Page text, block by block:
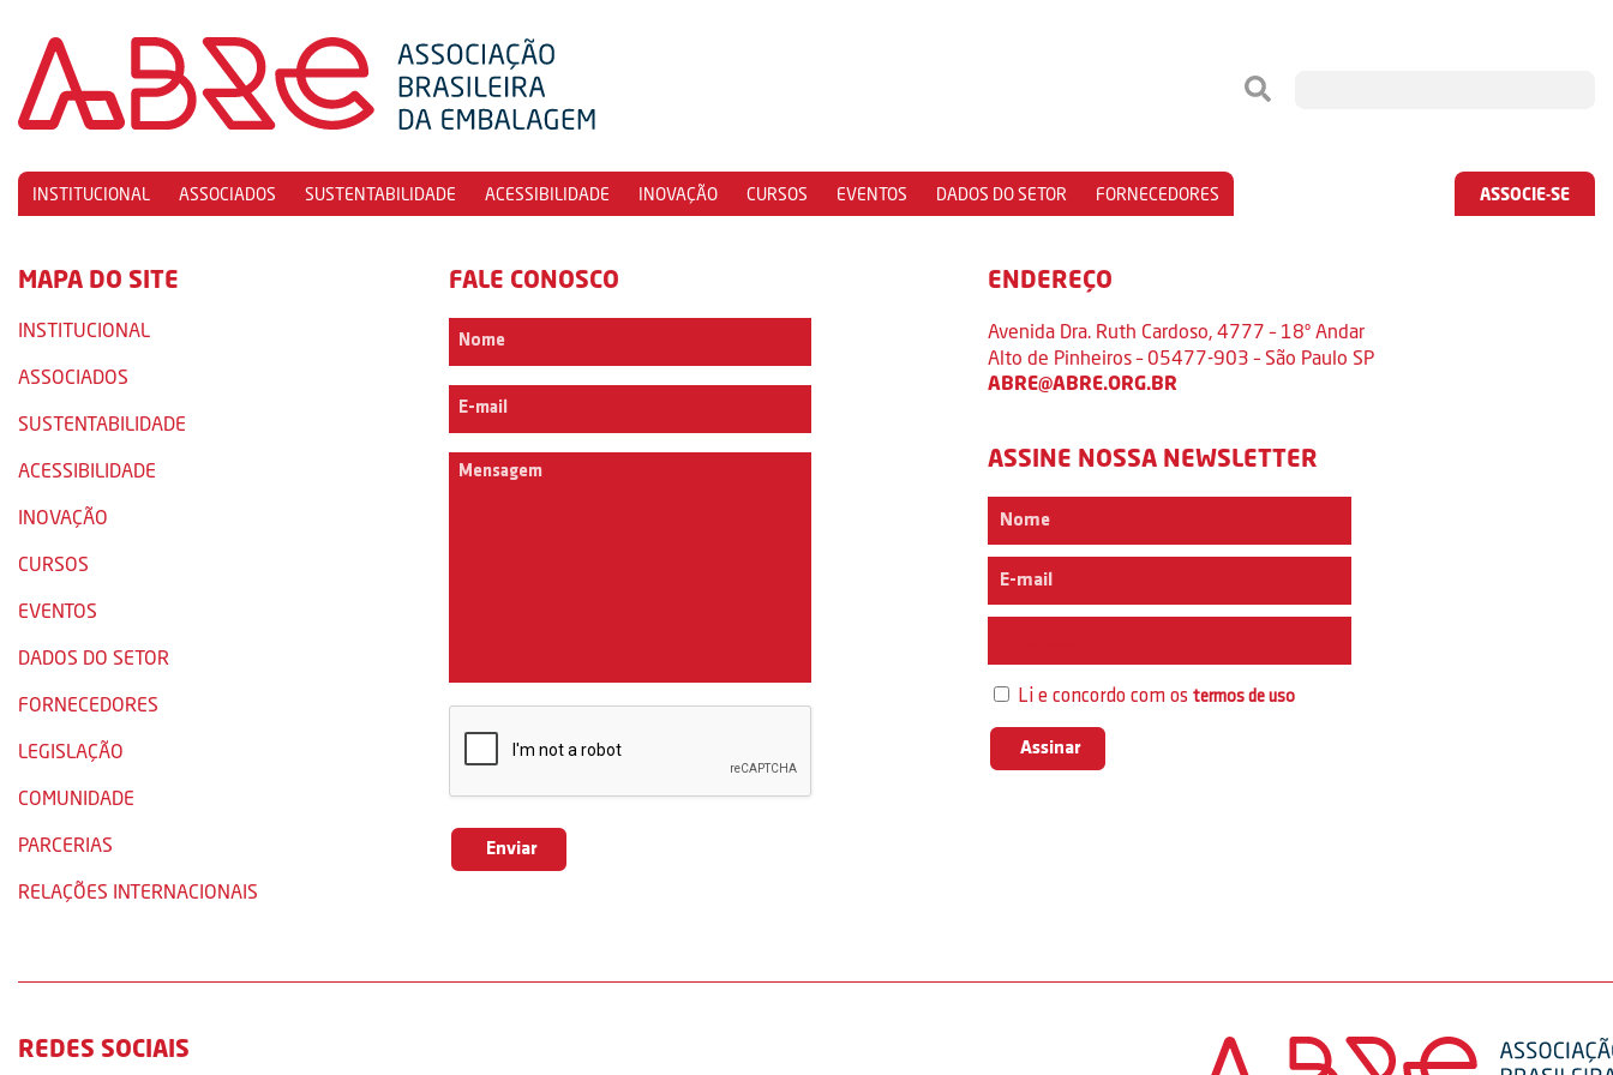
INSTITUCIONAL ASSOCIADOS SUSTENTABILIDADE ACESSIBILIDADE INOVAÇÃO CURSOS EVENTOS DADOS DO SETOR FORNECEDORES ASSOCIE-SE
MAPA DO SITE
INSTITUCIONAL
ASSOCIADOS
SUSTENTABILIDADE
ACESSIBILIDADE
INOVAÇÃO
CURSOS
EVENTOS
DADOS DO SETOR
FORNECEDORES
LEGISLAÇÃO
COMUNIDADE
PARCERIAS
RELAÇÕES INTERNACIONAIS
FALE CONOSCO ENDEREÇO
Avenida Dra. Ruth Cardoso, 4777 – 18º Andar
Alto de Pinheiros – 05477-903 – São Paulo SP
ABRE@ABRE.ORG.BR
ASSINE NOSSA NEWSLETTER
Li e concordo com ostermos de uso
REDES SOCIAIS